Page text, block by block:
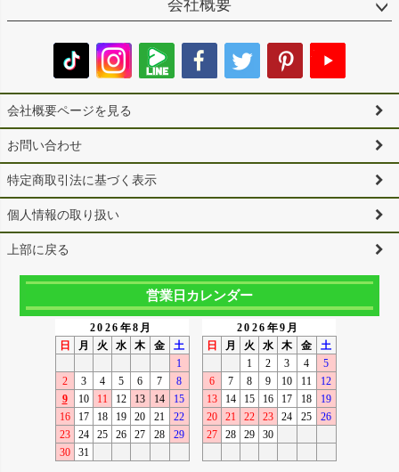
会社概要
会社概要ページを見る
お問い合わせ
特定商取引法に基づく表示
個人情報の取り扱い
上部に戻る
営業日カレンダー